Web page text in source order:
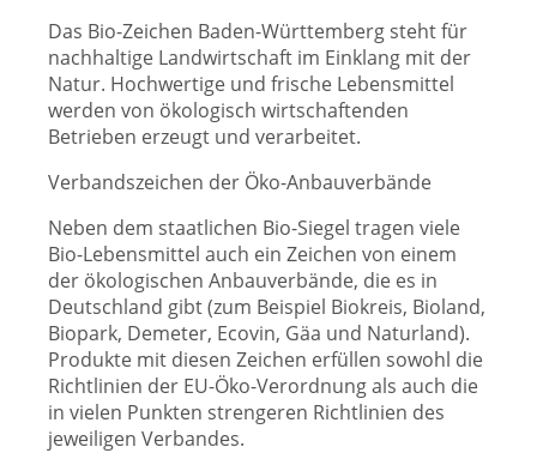
Das Bio-Zeichen Baden-Württemberg steht für
nachhaltige Landwirtschaft im Einklang mit der
Natur. Hochwertige und frische Lebensmittel
werden von ökologisch wirtschaftenden
Betrieben erzeugt und verarbeitet.
Verbandszeichen der Öko-Anbauverbände
Neben dem staatlichen Bio-Siegel tragen viele
Bio-Lebensmittel auch ein Zeichen von einem
der ökologischen Anbauverbände, die es in
Deutschland gibt (zum Beispiel Biokreis, Bioland,
Biopark, Demeter, Ecovin, Gäa und Naturland).
Produkte mit diesen Zeichen erfüllen sowohl die
Richtlinien der EU-Öko-Verordnung als auch die
in vielen Punkten strengeren Richtlinien des
jeweiligen Verbandes.